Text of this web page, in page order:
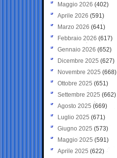
Maggio 2026 (402)
Aprile 2026 (591)
Marzo 2026 (641)
Febbraio 2026 (617)
Gennaio 2026 (652)
Dicembre 2025 (627)
Novembre 2025 (668)
Ottobre 2025 (651)
Settembre 2025 (662)
Agosto 2025 (669)
Luglio 2025 (671)
Giugno 2025 (573)
Maggio 2025 (591)
Aprile 2025 (622)